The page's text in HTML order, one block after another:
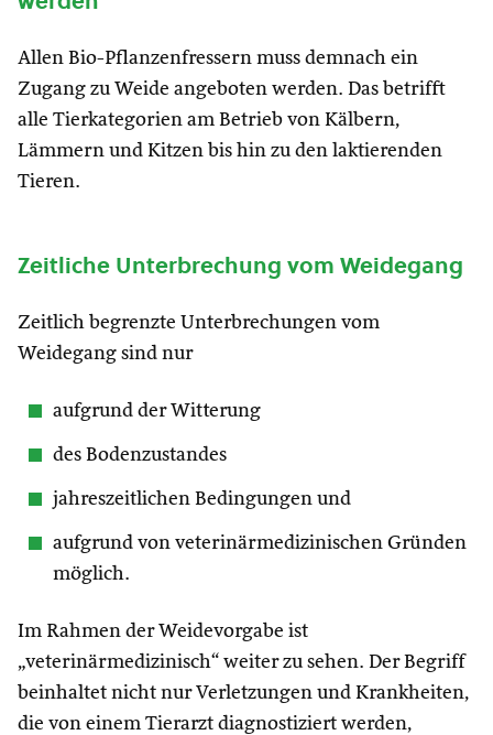
Allen Bio-Pflanzenfressern muss demnach ein
Zugang zu Weide angeboten werden. Das betrifft
alle Tierkategorien am Betrieb von Kälbern,
Lämmern und Kitzen bis hin zu den laktierenden
Tieren.
Zeitliche Unterbrechung vom Weidegang
Zeitlich begrenzte Unterbrechungen vom
Weidegang sind nur
aufgrund der Witterung
des Bodenzustandes
jahreszeitlichen Bedingungen und
aufgrund von veterinärmedizinischen Gründen
möglich.
Im Rahmen der Weidevorgabe ist
„veterinärmedizinisch“ weiter zu sehen. Der Begriff
beinhaltet nicht nur Verletzungen und Krankheiten,
die von einem Tierarzt diagnostiziert werden,